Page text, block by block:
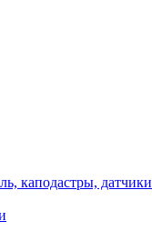
каподастры, датчики